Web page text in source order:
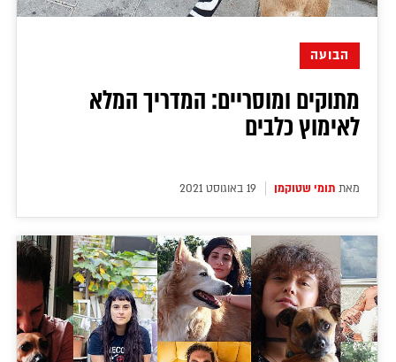
הבועה
מתוקים ומוסריים: המדריך המלא
לאימוץ כלבים
מאת תומי שטוקמן 19 באוגוסט 2021